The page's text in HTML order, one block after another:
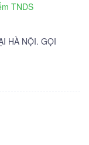
TNDS
HÀ NỘI. GỌI